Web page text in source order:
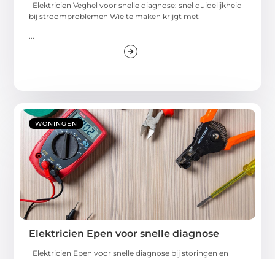
Elektricien Veghel voor snelle diagnose: snel duidelijkheid
bij stroomproblemen Wie te maken krijgt met
...
WONINGEN
Elektricien Epen voor snelle diagnose
Elektricien Epen voor snelle diagnose bij storingen en